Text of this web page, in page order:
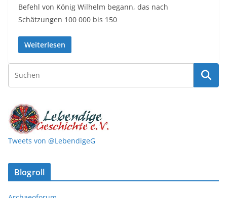
Befehl von König Wilhelm begann, das nach
Schätzungen 100 000 bis 150
Weiterlesen
Tweets von @LebendigeG
Blogroll